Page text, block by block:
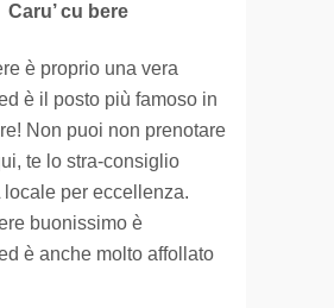
Caru’ cu bere
è proprio una vera
è il posto più famoso in
Non puoi non prenotare
te lo stra-consiglio
locale per eccellenza.
buonissimo è
è anche molto affollato